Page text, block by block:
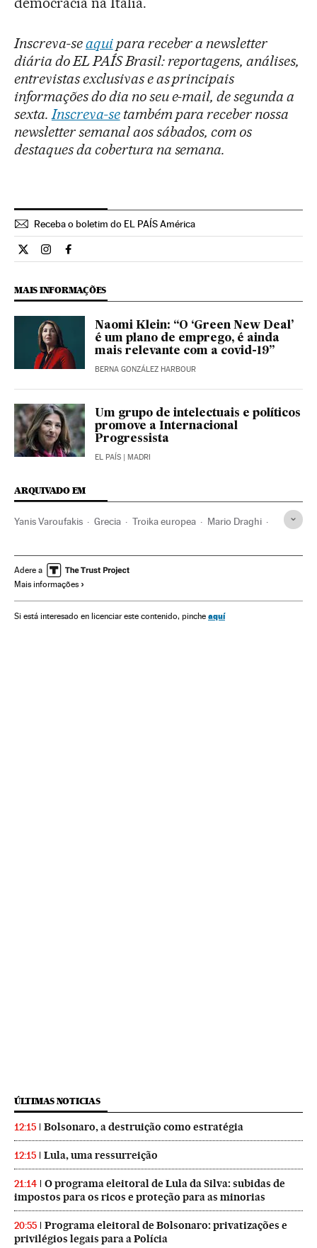
Inscreva-seaquipara receber a newsletter
diária do EL PAÍS Brasil: reportagens, análises,
entrevistas exclusivas e as principais
informações do dia no seu e-mail, de segunda a
sexta. Inscreva-setambém para receber nossa
newsletter semanal aos sábados, com os
destaques da cobertura na semana.
Receba o boletim do EL PAÍS América
Internacional El País Brasil en Twitter
Internacional El País Brasil en Instagram
Internacional El País Brasil en Facebook
MAIS INFORMAÇÕES
Naomi Klein: “O ‘Green New Deal’
é um plano de emprego, é ainda
mais relevante com a covid-19”
BERNA GONZÁLEZ HARBOUR
Um grupo de intelectuais e políticos
promove a Internacional
Progressista
EL PAÍS | MADRI
ARQUIVADO EM
Yanis Varoufakis Grecia Troika europea Mario Draghi
Democracia Podemos Europa
Pedro Sánchez
Adere a
Mais informações
Si está interesado en licenciar este contenido, pinche aquí
ÚLTIMAS NOTICIAS
12:15 Bolsonaro, a destruição como estratégia
12:15 Lula, uma ressurreição
21:14
O programa eleitoral de Lula da Silva: subidas de
impostos para os ricos e proteção para as minorias
20:55
Programa eleitoral de Bolsonaro: privatizações e
privilégios legais para a Polícia